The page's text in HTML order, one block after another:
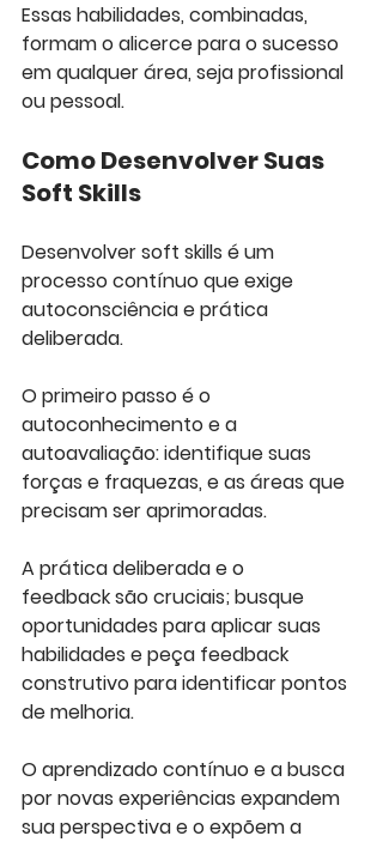
Essas habilidades, combinadas,
formam o alicerce para o sucesso
em qualquer área, seja profissional
ou pessoal.
Como Desenvolver Suas
Soft Skills
Desenvolver soft skills é um
processo contínuo que exige
autoconsciência e prática
deliberada.
O primeiro passo é o
autoconhecimento e a
autoavaliação: identifique suas
forças e fraquezas, e as áreas que
precisam ser aprimoradas.
A prática deliberada e o
feedback são cruciais; busque
oportunidades para aplicar suas
habilidades e peça feedback
construtivo para identificar pontos
de melhoria.
O aprendizado contínuo e a busca
por novas experiências expandem
sua perspectiva e o expõem a